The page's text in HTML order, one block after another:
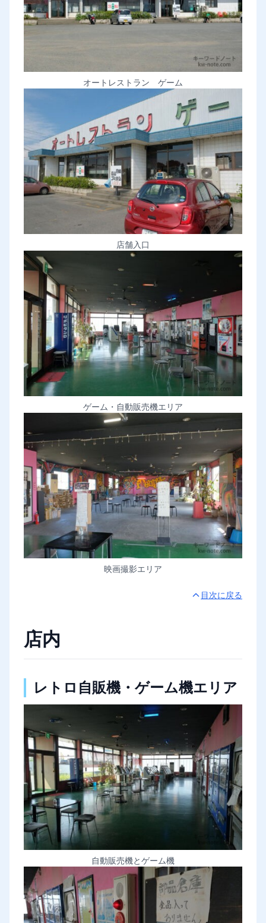
オートレストラン ゲーム
店舗入口
ゲーム・自動販売機エリア
映画撮影エリア
目次に戻る
店内
レトロ自販機・ゲーム機エリア
自動販売機とゲーム機